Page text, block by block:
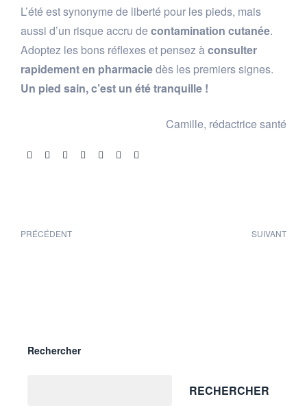
L’été est synonyme de liberté pour les pieds, mais
aussi d’un risque accru de contamination cutanée.
Adoptez les bons réflexes et pensez àconsulter
rapidement en pharmaciedès les premiers signes.
Un pied sain, c’est un été tranquille !
Camille, rédactrice santé
Share:
PRÉCÉDENT SUIVANT
Rechercher
RECHERCHER